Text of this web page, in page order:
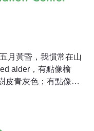
月黃昏，我慣常在山
alder，有點像榆
皮青灰色；有點像桑
的樹幹，列成一長